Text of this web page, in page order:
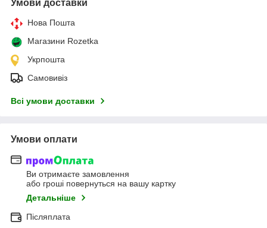
Умови доставки
Нова Пошта
Магазини Rozetka
Укрпошта
Самовивіз
Всі умови доставки
Умови оплати
Ви отримаєте замовлення
або гроші повернуться на вашу картку
Детальніше
Післяплата